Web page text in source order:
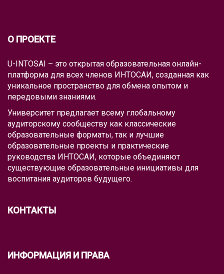
О ПРОЕКТЕ
U-INTOSAI – это открытая образовательная онлайн-
платформа для всех членов ИНТОСАИ, созданная как
уникальное пространство для обмена опытом и
передовыми знаниями.
Университет предлагает всему глобальному
аудиторскому сообществу как классические
образовательные форматы, так и лучшие
образовательные проекты и практические
руководства ИНТОСАИ, которые объединяют
существующие образовательные инициативы для
воспитания аудиторов будущего.
КОНТАКТЫ
ИНФОРМАЦИЯ И ПРАВА